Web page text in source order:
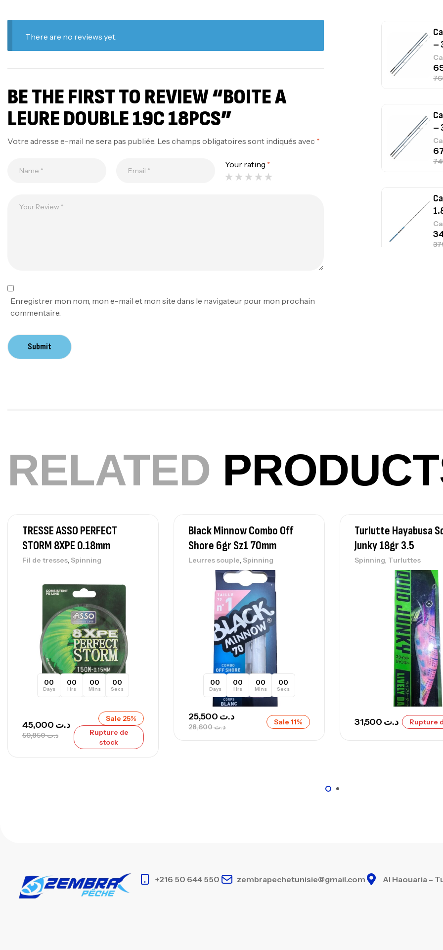
There are no reviews yet.
BE THE FIRST TO REVIEW “BOITE A
LEURE DOUBLE 19C 18PCS”
Votre adresse e-mail ne sera pas publiée. Les champs obligatoires sont indiqués avec *
Your rating *
Enregistrer mon nom, mon e-mail et mon site dans le navigateur pour mon prochain
commentaire.
Submit
–
–
–
–
RELATED
TRESSE ASSO PERFECT
STORM 8XPE 0.18mm
Fil de tresses, Spinning
00
Days
00
Hrs
00
Mins
00
Secs
د.ت59,850
د.ت
Sale 25%
Rupture de
stock
Black Minnow Combo Off
Shore 6gr Sz1 70mm
Leurres souple, Spinning
00
Days
00
Hrs
00
Mins
00
Secs
د.ت28,600
د.ت Sale 11%
Turlutte Hayabusa
Junky 18gr 3.5
Spinning, Turluttes
د.ت Rupture
+216 50 644 550 zembrapechetunisie@gmail.com Al Haouaria –